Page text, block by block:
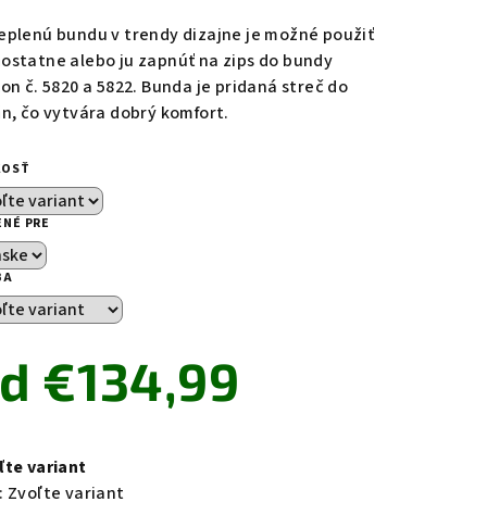
bundu v trendy dizajne je možné použiť
alebo ju zapnúť na zips do bundy
č. 5820 a 5822. Bunda je pridaná streč do
čo vytvára dobrý komfort.
PRE
€134,99
variant
Zvoľte variant